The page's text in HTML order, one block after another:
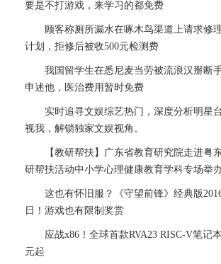
要是不打游戏，来学习的都免费
顾客称厕所漏水在啄木鸟渠道上请求修
计划，拒修后被收500元检测费
我国留学生在悉尼麦当劳被流浪汉掰断
申述他，医治费用暂时免费
实时追寻文娱综艺热门，深度分析明星
视我，解锁独家文娱视角。
【教研帮扶】广东省教育研究院走进粤
研帮扶活动中小学心理健康教育学科专场举
这也有怀旧服？《守望前锋》经典版
日！游戏也有限制奖赏
应战x86！全球首款RVA23 RISC-V笔记
元起